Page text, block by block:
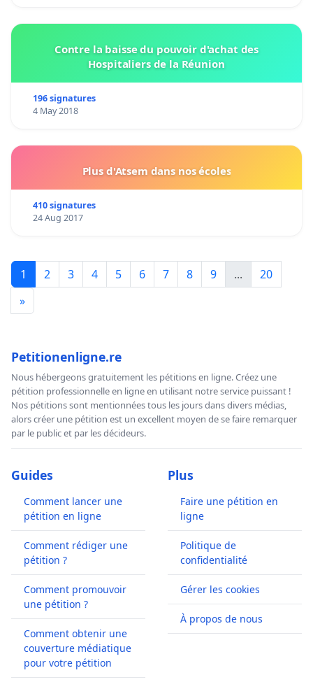
Contre la baisse du pouvoir d'achat des
Hospitaliers de la Réunion
196 signatures
4 May 2018
Plus d'Atsem dans nos écoles
410 signatures
24 Aug 2017
1 2 3 4 5 6 7 8 9 ...
20
»
Petitionenligne.re
Nous hébergeons gratuitement les pétitions en ligne. Créez une
pétition professionnelle en ligne en utilisant notre service puissant !
Nos pétitions sont mentionnées tous les jours dans divers médias,
alors créer une pétition est un excellent moyen de se faire remarquer
par le public et par les décideurs.
Guides
Comment lancer une
pétition en ligne
Comment rédiger une
pétition ?
Comment promouvoir
une pétition ?
Comment obtenir une
couverture médiatique
pour votre pétition
Plus
Faire une pétition en
ligne
Politique de
confidentialité
Gérer les cookies
À propos de nous